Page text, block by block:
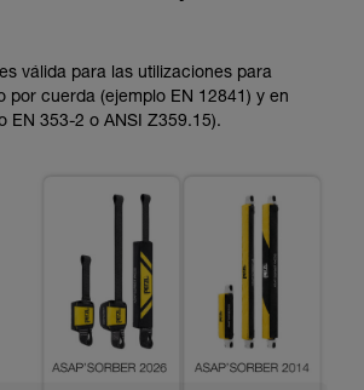
válida para las utilizaciones para
por cuerda (ejemplo EN 12841) y en
EN 353-2 o ANSI Z359.15).